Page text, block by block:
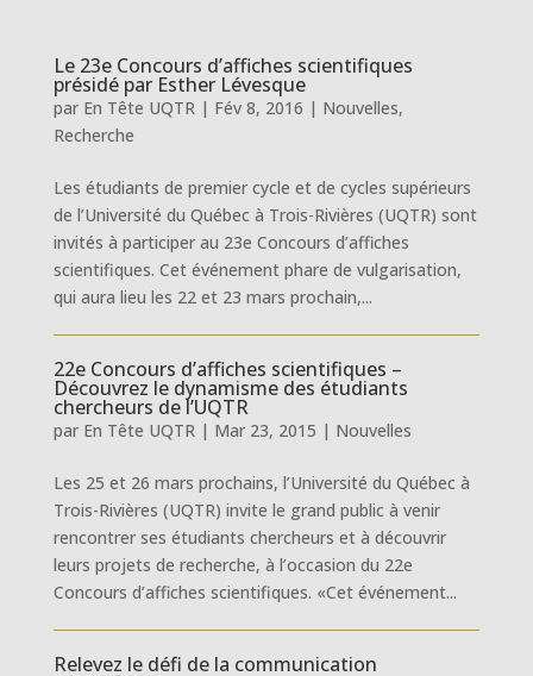
Le 23e Concours d’affiches scientifiques
présidé par Esther Lévesque
par En Tête UQTR| Fév 8, 2016 | Nouvelles,
Recherche
Les étudiants de premier cycle et de cycles supérieurs
de l’Université du Québec à Trois-Rivières (UQTR) sont
invités à participer au 23e Concours d’affiches
scientifiques. Cet événement phare de vulgarisation,
qui aura lieu les 22 et 23 mars prochain,...
22e Concours d’affiches scientifiques –
Découvrez le dynamisme des étudiants
chercheurs de l’UQTR
par En Tête UQTR| Mar 23, 2015 | Nouvelles
Les 25 et 26 mars prochains, l’Université du Québec à
Trois-Rivières (UQTR) invite le grand public à venir
rencontrer ses étudiants chercheurs et à découvrir
leurs projets de recherche, à l’occasion du 22e
Concours d’affiches scientifiques. «Cet événement...
Relevez le défi de la communication